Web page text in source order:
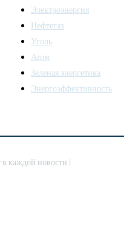
Электроэнергия
Нефтегаз
Уголь
Атом
Зеленая энергетика
Энергоэффективность
каждой новости |